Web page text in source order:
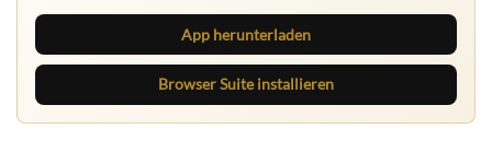
App herunterladen
Browser Suite installieren